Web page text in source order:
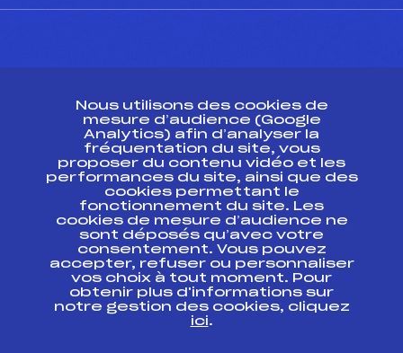
Ressources
Pass’Neige
Projet sportif fédéral
Projet de performance fédéral
Antidopage
Pôle Développement, Formation, Suivi
Scientifique
Listes ministérielles
Pôle vie de l’athlète
Enseignement professionnel
Nous utilisons des cookies de
mesure d’audience (Google
Analytics) afin d’analyser la
fréquentation du site, vous
proposer du contenu vidéo et les
performances du site, ainsi que des
cookies permettant le
fonctionnement du site. Les
cookies de mesure d’audience ne
sont déposés qu’avec votre
consentement. Vous pouvez
accepter, refuser ou personnaliser
vos choix à tout moment. Pour
obtenir plus d'informations sur
notre gestion des cookies, cliquez
ici.